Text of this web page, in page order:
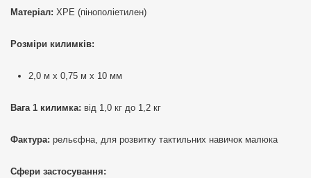
Матеріал: ХРЕ (пінополіетилен)
Розміри килимків:
2,0 м x 0,75 м x 10 мм
Вага 1 килимка: від 1,0 кг до 1,2 кг
Фактура: рельєфна, для розвитку тактильних навичок малюка
Сфери застосування: